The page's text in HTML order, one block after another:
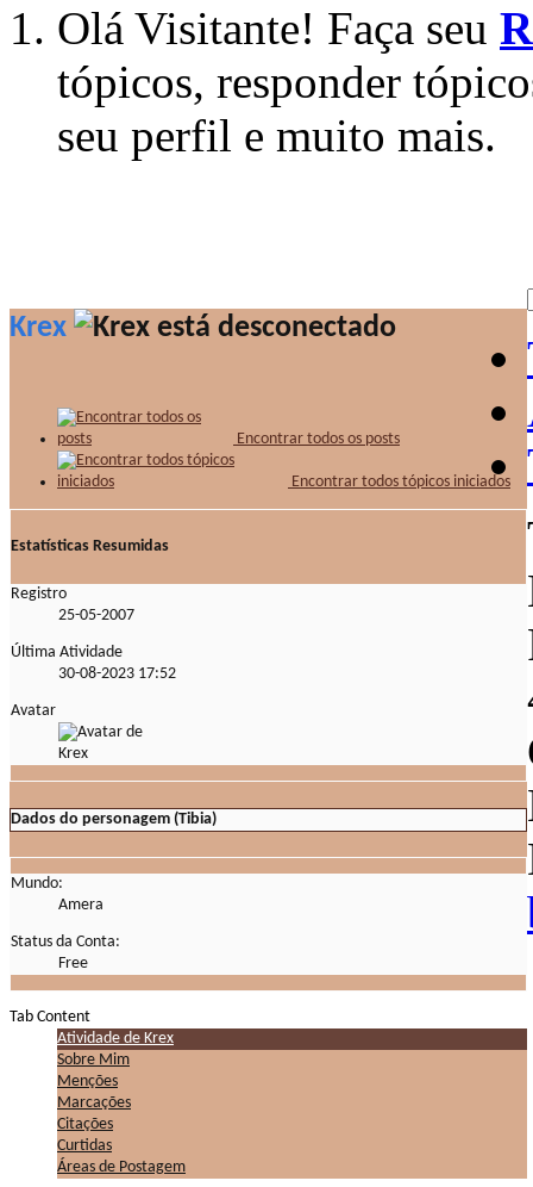
Olá Visitante! Faça seu
tópicos, responder
seu perfil e muito mais.
Krex
Encontrar todos os posts
Encontrar todos tópicos iniciados
Estatísticas Resumidas
Registro
25-05-2007
Última Atividade
30-08-2023 17:52
Avatar
Dados do personagem (Tibia)
Mundo:
Amera
Status da Conta:
Free
Tab Content
Atividade de Krex
Sobre Mim
Menções
Marcações
Citações
Curtidas
Áreas de Postagem